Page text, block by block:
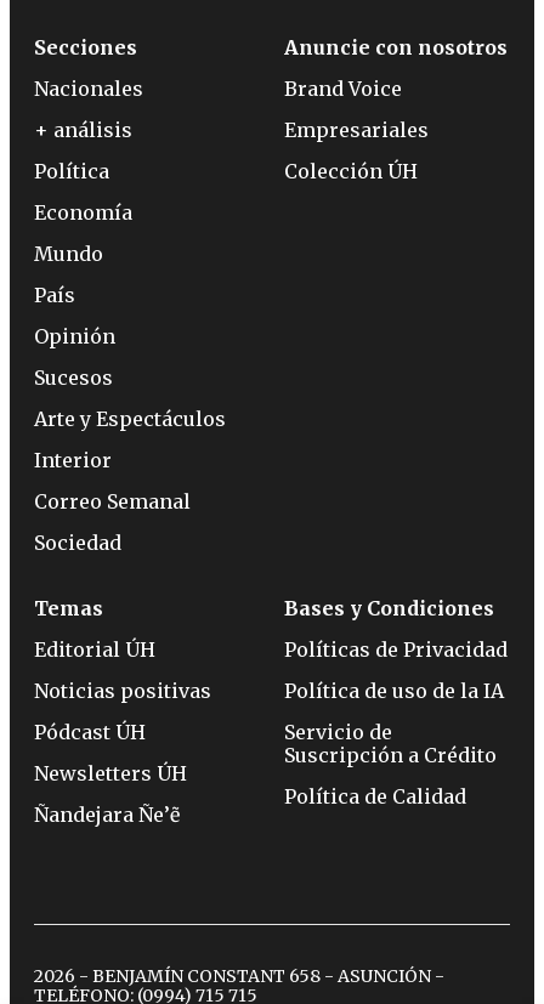
Secciones
Nacionales
+ análisis
Política
Economía
Mundo
País
Opinión
Sucesos
Arte y Espectáculos
Interior
Correo Semanal
Sociedad
Anuncie con nosotros
Brand Voice
Empresariales
Colección ÚH
Temas
Editorial ÚH
Noticias positivas
Pódcast ÚH
Newsletters ÚH
Ñandejara Ñe’ẽ
Bases y Condiciones
Políticas de Privacidad
Política de uso de la IA
Servicio de
Suscripción a Crédito
Política de Calidad
2026 - BENJAMÍN CONSTANT 658 - ASUNCIÓN -
TELÉFONO: (0994) 715 715